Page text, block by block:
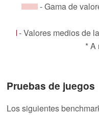
- Gama de
- Valores medios de
* A
Pruebas de juegos
Los siguientes